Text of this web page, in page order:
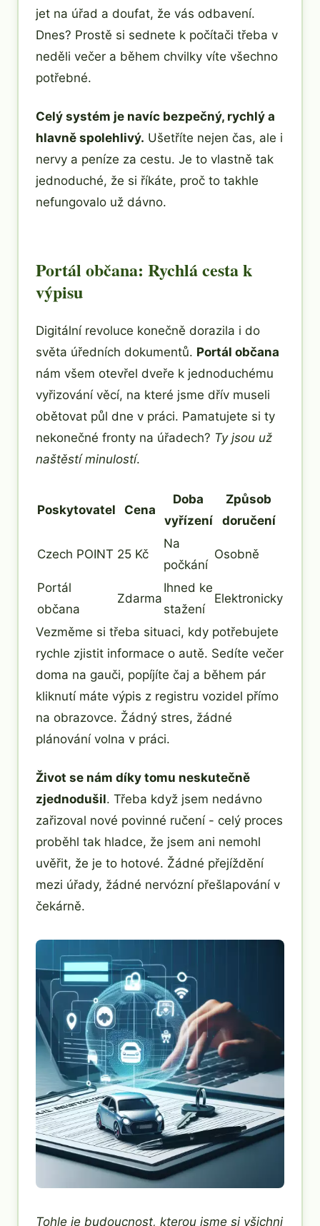
jet na úřad a doufat, že vás odbavení.
Dnes? Prostě si sednete k počítači třeba v
neděli večer a během chvilky víte všechno
potřebné.
Celý systém je navíc bezpečný, rychlý a
hlavně spolehlivý. Ušetříte nejen čas, ale i
nervy a peníze za cestu. Je to vlastně tak
jednoduché, že si říkáte, proč to takhle
nefungovalo už dávno.
Portál občana: Rychlá cesta k
výpisu
Digitální revoluce konečně dorazila i do
světa úředních dokumentů. Portál občana
nám všem otevřel dveře k jednoduchému
vyřizování věcí, na které jsme dřív museli
obětovat půl dne v práci. Pamatujete si ty
nekonečné fronty na úřadech? Ty jsou už
naštěstí minulostí.
Poskytovatel Cena
Doba
vyřízení
Způsob
doručení
Czech POINT 25 Kč
Na
počkání
Osobně
Portál
občana
Zdarma
Ihned ke
stažení
Elektronicky
Vezměme si třeba situaci, kdy potřebujete
rychle zjistit informace o autě. Sedíte večer
doma na gauči, popíjíte čaj a během pár
kliknutí máte výpis z registru vozidel přímo
na obrazovce. Žádný stres, žádné
plánování volna v práci.
Život se nám díky tomu neskutečně
zjednodušil. Třeba když jsem nedávno
zařizoval nové povinné ručení - celý proces
proběhl tak hladce, že jsem ani nemohl
uvěřit, že je to hotové. Žádné přejíždění
mezi úřady, žádné nervózní přešlapování v
čekárně.
Tohle je budoucnost, kterou jsme si všichni